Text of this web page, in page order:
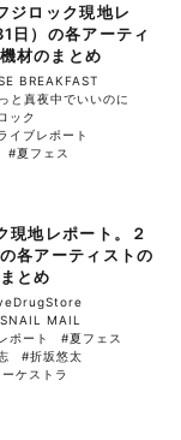
ジロック現地レ
日）の各アーティ
材のまとめ
BREAKFAST
と真夜中でいいのに
ック
イブレポート
#夏フェス
地レポート。２
各アーティストの
とめ
MAIL
ポート
#夏フェス
#折坂悠太
ケストラ